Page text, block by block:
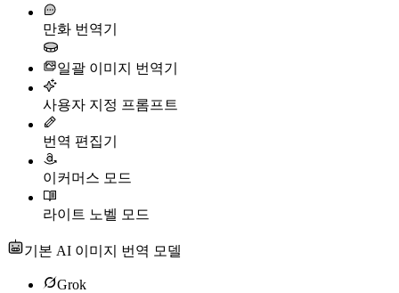
만화 번역기
일괄 이미지 번역기
사용자 지정 프롬프트
번역 편집기
이커머스 모드
라이트 노벨 모드
기본 AI 이미지 번역 모델
Grok